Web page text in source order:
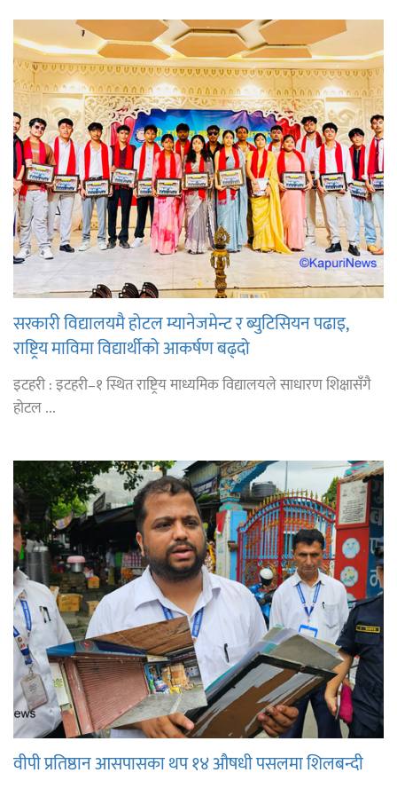
सरकारी विद्यालयमै होटल म्यानेजमेन्ट र ब्युटिसियन पढाइ,
राष्ट्रिय माविमा विद्यार्थीको आकर्षण बढ्दो
इटहरी : इटहरी–१ स्थित राष्ट्रिय माध्यमिक विद्यालयले साधारण शिक्षासँगै
होटल ...
वीपी प्रतिष्ठान आसपासका थप १४ औषधी पसलमा शिलबन्दी